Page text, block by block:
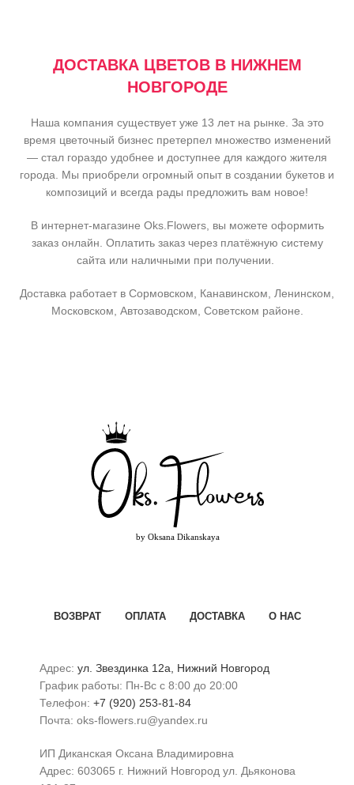
ДОСТАВКА ЦВЕТОВ В НИЖНЕМ
НОВГОРОДЕ
Наша компания существует уже 13 лет на рынке. За это
время цветочный бизнес претерпел множество изменений
— стал гораздо удобнее и доступнее для каждого жителя
города. Мы приобрели огромный опыт в создании букетов и
композиций и всегда рады предложить вам новое!
В интернет-магазине Oks.Flowers, вы можете оформить
заказ онлайн. Оплатить заказ через платёжную систему
сайта или наличными при получении.
Доставка работает в Сормовском, Канавинском, Ленинском,
Московском, Автозаводском, Советском районе.
ВОЗВРАТ ОПЛАТА ДОСТАВКА О НАС
Адрес: ул. Звездинка 12а, Нижний Новгород
График работы: Пн-Вс с 8:00 до 20:00
Телефон: +7 (920) 253-81-84
Почта: oks-flowers.ru@yandex.ru
ИП Диканская Оксана Владимировна
Адрес: 603065 г. Нижний Новгород ул. Дьяконова